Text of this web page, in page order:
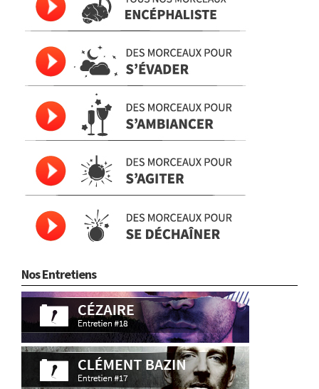
Nos Entretiens